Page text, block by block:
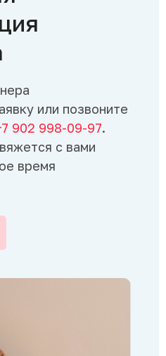
или позвоните
902 998-09-97.
с вами
время